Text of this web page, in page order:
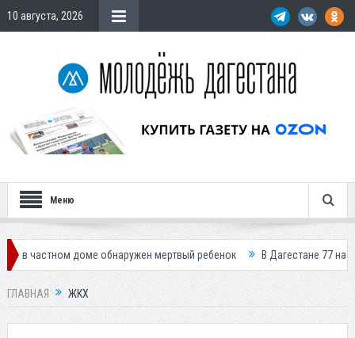
10 августа, 2026
Меню
доме обнаружен мертвый ребенок В Дагестане 77 населенных
ГЛАВНАЯ ЖКХ